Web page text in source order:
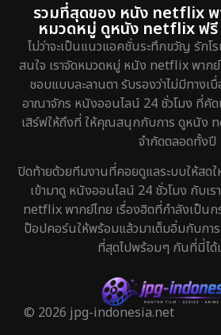
รวมที่สุดของ หนัง netflix พ
หมวดหมู่ ดูหนัง netflix ฟรี
ไม่ว่าจะเป็นแนวแอคชั่นระทึกขวัญ รักโ
สนใจ เราจัดหมวดหมู่ หนัง netflix พากย์
ชอบแบบละลานตา รับรองว่าไม่มีทางเ
อาณาจักร หนังออนไลน์ 24 ชั่วโมง ที่คัด
เสิร์ฟให้ถึงที่ ให้คุณสนุกกับการ ดูหนัง
จำกัดตลอดทั้งปี
ปิดท้ายด้วยทีมงานที่คอยดูแลระบบให้สด
เข้ามาดู หนังออนไลน์ 24 ชั่วโมง กับเ
netflix พากย์ไทย เรื่องฮิตที่กำลังเป็น
ป๊อปคอร์นให้พร้อมแล้วมาเต็มอิ่มกับก
ที่สุดไปพร้อมๆ กันที่นี่ได้
© 2026 jpg-indonesia.net